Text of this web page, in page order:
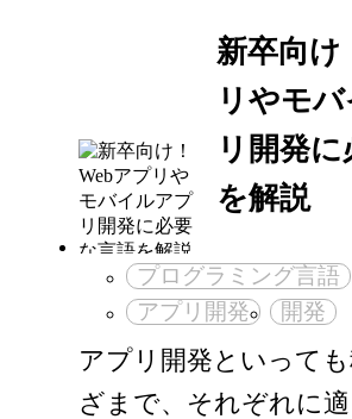
新卒向け
リやモ
リ開発
を解説
プログラミング言語
アプリ開発
開発
アプリ開発といって
ざまで、それぞれに